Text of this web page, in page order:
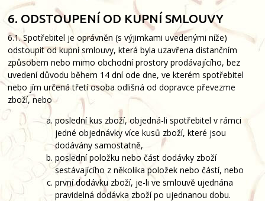
6. ODSTOUPENÍ OD KUPNÍ SMLOUVY
6.1. Spotřebitel je oprávněn (s výjimkami uvedenými níže)
odstoupit od kupní smlouvy, která byla uzavřena distančním
způsobem nebo mimo obchodní prostory prodávajícího, bez
uvedení důvodu během 14 dní ode dne, ve kterém spotřebitel
nebo jím určená třetí osoba odlišná od dopravce převezme
zboží, nebo
poslední kus zboží, objedná-li spotřebitel v rámci
jedné objednávky více kusů zboží, které jsou
dodávány samostatně,
poslední položku nebo část dodávky zboží
sestávajícího z několika položek nebo částí, nebo
první dodávku zboží, je-li ve smlouvě ujednána
pravidelná dodávka zboží po ujednanou dobu.